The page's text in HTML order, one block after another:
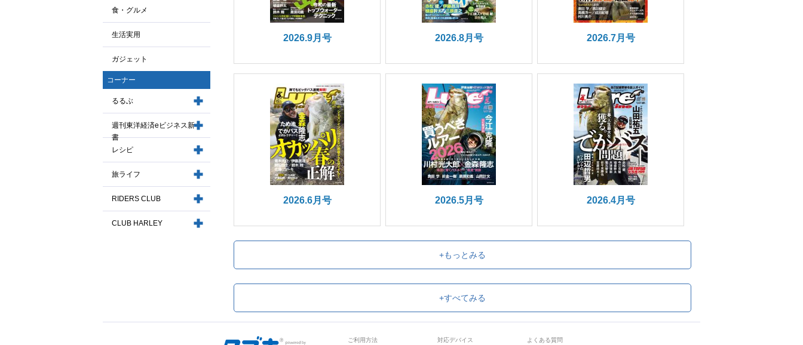
食・グルメ
生活実用
ガジェット
コーナー
るるぶ
週刊東洋経済eビジネス新
書
レシピ
旅ライフ
RIDERS CLUB
CLUB HARLEY
2026.9月号 2026.8月号 2026.7月号
2026.6月号 2026.5月号 2026.4月号
+もっとみる
+すべてみる
ご利用方法 対応デバイス よくある質問